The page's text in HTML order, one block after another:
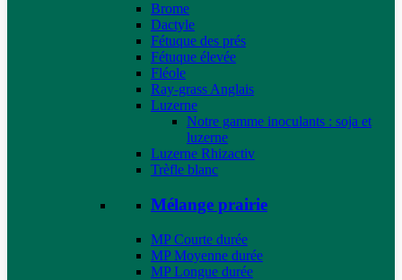
Brome
Dactyle
Fétuque des prés
Fétuque élevée
Fléole
Ray-grass Anglais
Luzerne
Notre gamme inoculants : soja et
luzerne
Luzerne Rhizactiv
Trèfle blanc
Mélange prairie
MP Courte durée
MP Moyenne durée
MP Longue durée